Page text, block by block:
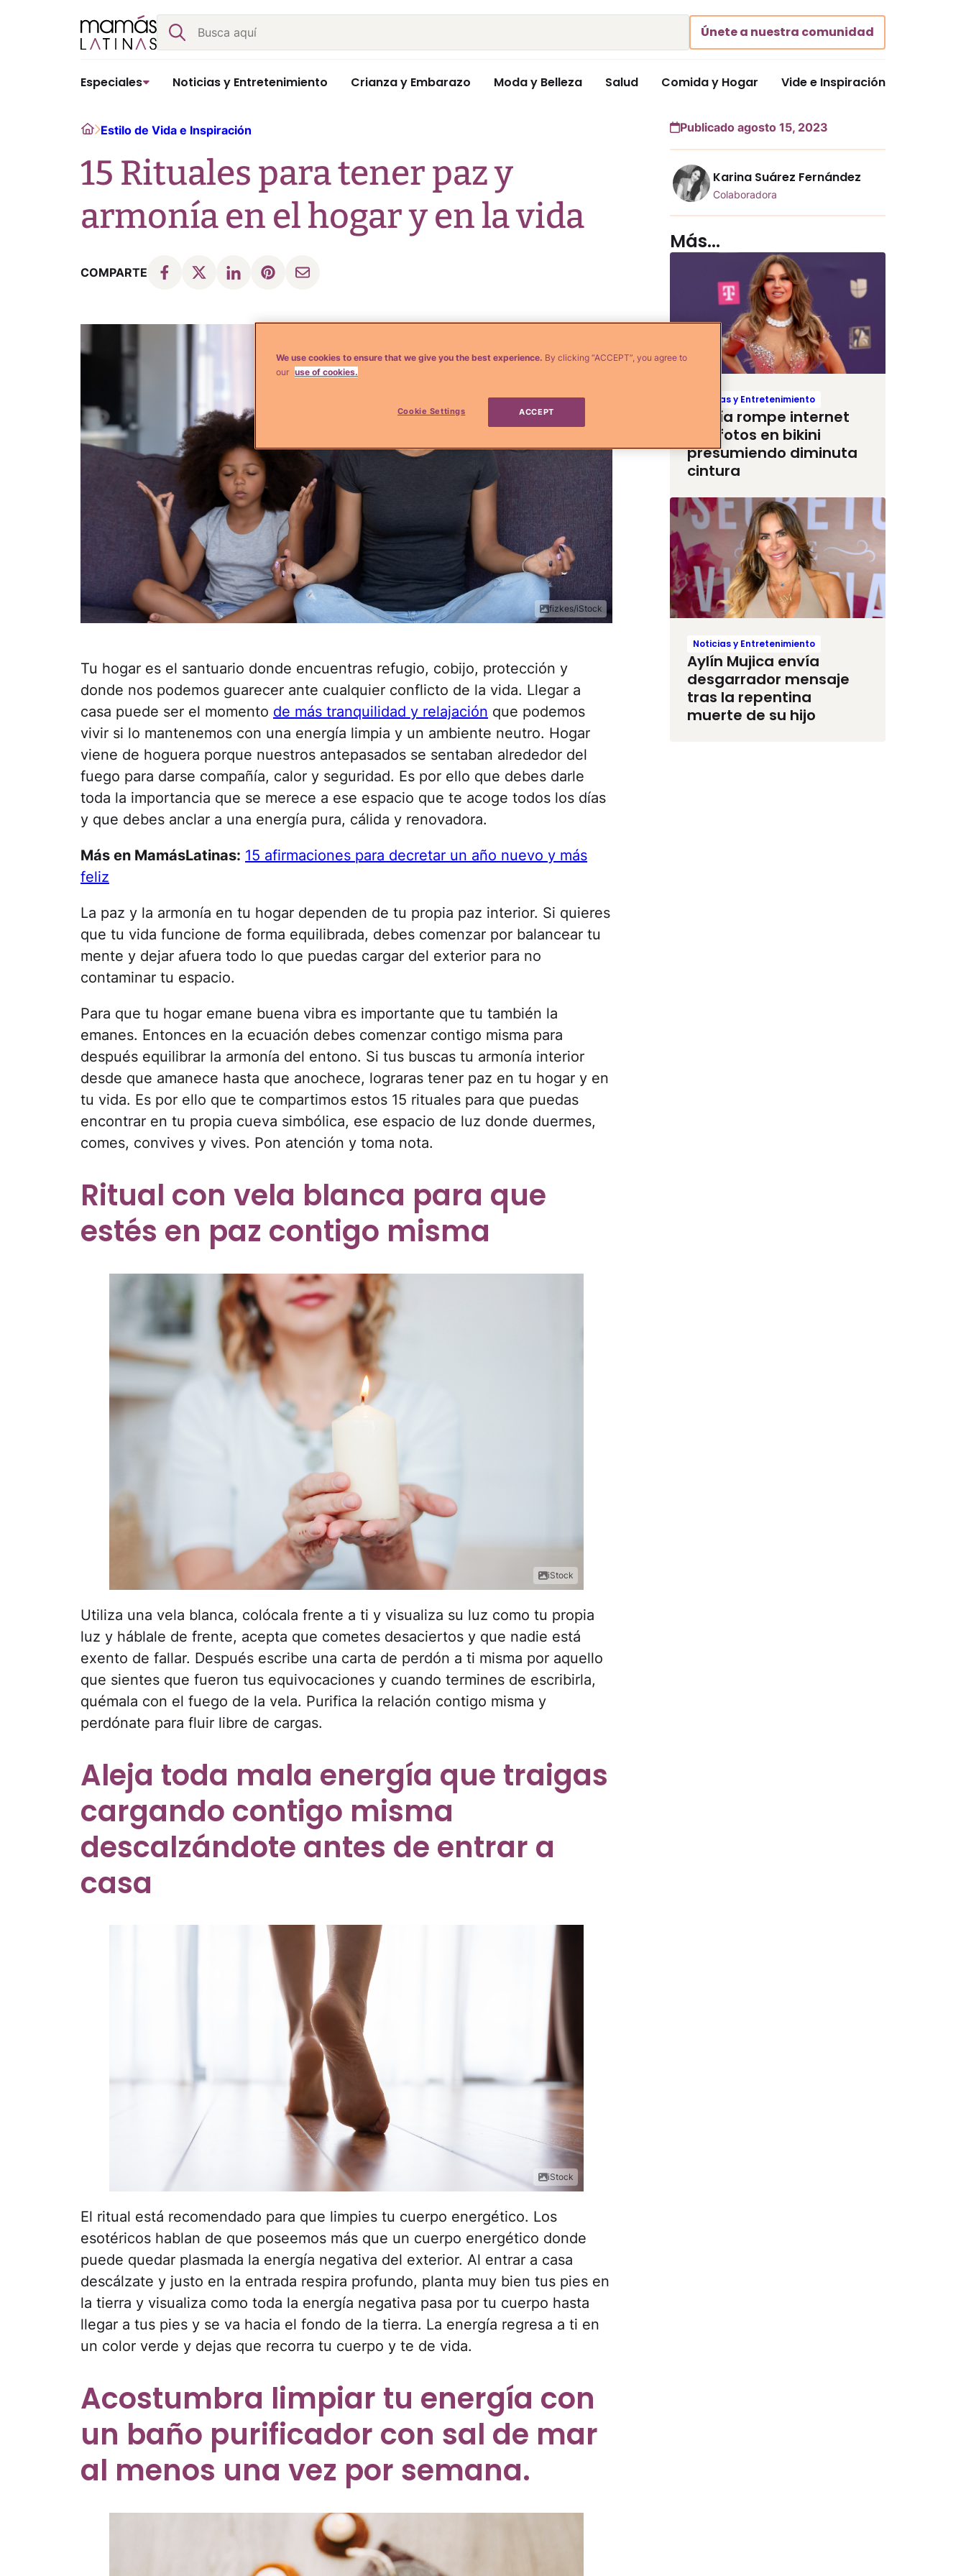
Buscar
Únete a nuestra comunidad
Especiales Noticias y Entretenimiento Crianza y Embarazo Moda y Belleza Salud Comida y Hogar Vide e Inspiración
HomeEstilo de Vida e Inspiración
15 Rituales para tener paz y
armonía en el hogar y en la vida
COMPARTE
fizkes/iStock
Tu hogar es el santuario donde encuentras refugio, cobijo, protección y
donde nos podemos guarecer ante cualquier conflicto de la vida. Llegar a
casa puede ser el momento de más tranquilidad y relajación que podemos
vivir si lo mantenemos con una energía limpia y un ambiente neutro. Hogar
viene de hoguera porque nuestros antepasados se sentaban alrededor del
fuego para darse compañía, calor y seguridad. Es por ello que debes darle
toda la importancia que se merece a ese espacio que te acoge todos los días
y que debes anclar a una energía pura, cálida y renovadora.
Más en MamásLatinas: 15 afirmaciones para decretar un año nuevo y más
feliz
La paz y la armonía en tu hogar dependen de tu propia paz interior. Si quieres
que tu vida funcione de forma equilibrada, debes comenzar por balancear tu
mente y dejar afuera todo lo que puedas cargar del exterior para no
contaminar tu espacio.
Para que tu hogar emane buena vibra es importante que tu también la
emanes. Entonces en la ecuación debes comenzar contigo misma para
después equilibrar la armonía del entono. Si tus buscas tu armonía interior
desde que amanece hasta que anochece, lograras tener paz en tu hogar y en
tu vida. Es por ello que te compartimos estos 15 rituales para que puedas
encontrar en tu propia cueva simbólica, ese espacio de luz donde duermes,
comes, convives y vives. Pon atención y toma nota.
Ritual con vela blanca para que
estés en paz contigo misma
iStock
Utiliza una vela blanca, colócala frente a ti y visualiza su luz como tu propia
luz y háblale de frente, acepta que cometes desaciertos y que nadie está
exento de fallar. Después escribe una carta de perdón a ti misma por aquello
que sientes que fueron tus equivocaciones y cuando termines de escribirla,
quémala con el fuego de la vela. Purifica la relación contigo misma y
perdónate para fluir libre de cargas.
Aleja toda mala energía que traigas
cargando contigo misma
descalzándote antes de entrar a
casa
iStock
El ritual está recomendado para que limpies tu cuerpo energético. Los
esotéricos hablan de que poseemos más que un cuerpo energético donde
puede quedar plasmada la energía negativa del exterior. Al entrar a casa
descálzate y justo en la entrada respira profundo, planta muy bien tus pies en
la tierra y visualiza como toda la energía negativa pasa por tu cuerpo hasta
llegar a tus pies y se va hacia el fondo de la tierra. La energía regresa a ti en
un color verde y dejas que recorra tu cuerpo y te de vida.
Acostumbra limpiar tu energía con
un baño purificador con sal de mar
al menos una vez por semana.
Publicado agosto 15, 2023
Karina Suárez Fernández
Colaboradora
Más...
Noticias y Entretenimiento
Thalía rompe internet
con fotos en bikini
presumiendo diminuta
cintura
Noticias y Entretenimiento
Aylín Mujica envía
desgarrador mensaje
tras la repentina
muerte de su hijo
We use cookies to ensure that we give you the best experience. By clicking “ACCEPT”, you agree to
our use of cookies.
Cookie Settings ACCEPT